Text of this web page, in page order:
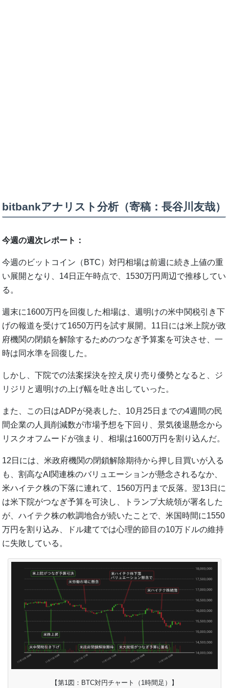
bitbankアナリスト分析（寄稿：長谷川友哉）
今週の週次レポート：
今週のビットコイン（BTC）対円相場は前週に続き上値の重
い展開となり、14日正午時点で、1530万円周辺で推移してい
る。
週末に1600万円を回復した相場は、週明けの米中関税引き下
げの報道を受けて1650万円を試す展開。11日には米上院が政
府機関の閉鎖を解除するためのつなぎ予算案を可決させ、一
時は同水準を回復した。
しかし、下院での法案採決を控え戻り売り優勢となると、ジ
リジリと週明けの上げ幅を吐き出していった。
また、この日はADPが発表した、10月25日までの4週間の民
間企業の人員削減数が市場予想を下回り、景気後退懸念から
リスクオフムードが強まり、相場は1600万円を割り込んだ。
12日には、米政府機関の閉鎖解除期待から押し目買いが入る
も、割高なAI関連株のバリュエーションが懸念されるなか、
米ハイテク株の下落に連れて、1560万円まで反落。翌13日に
は米下院がつなぎ予算を可決し、トランプ大統領が署名した
が、ハイテク株の軟調地合が続いたことで、米国時間に1550
万円を割り込み、ドル建てでは心理的節目の10万ドルの維持
に失敗している。
【第1図：BTC対円チャート（1時間足）】